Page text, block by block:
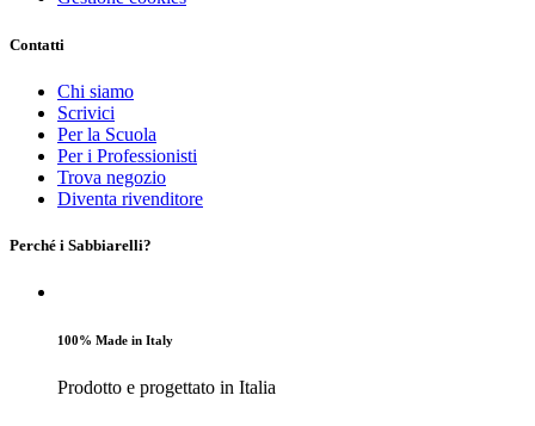
Contatti
Chi siamo
Scrivici
Per la Scuola
Per i Professionisti
Trova negozio
Diventa rivenditore
Perché i Sabbiarelli?
100% Made in Italy
Prodotto e progettato in Italia